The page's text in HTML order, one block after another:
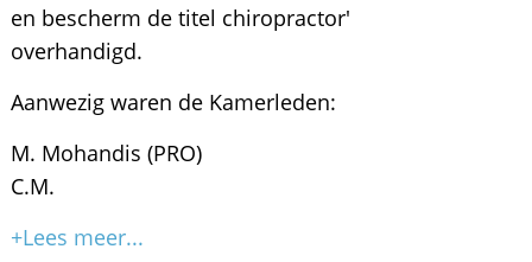
en bescherm de titel chiropractor'
overhandigd.
Aanwezig waren de Kamerleden:
M. Mohandis (PRO)
C.M.
+Lees meer...